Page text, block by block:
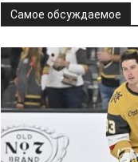
Самое обсуждаемое